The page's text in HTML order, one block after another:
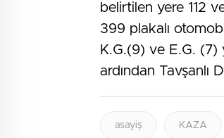
belirtilen yere 112
399 plakalı
K.G.(9) ve E.G. (7)
ardından Tavşanlı
asayiş KAZA